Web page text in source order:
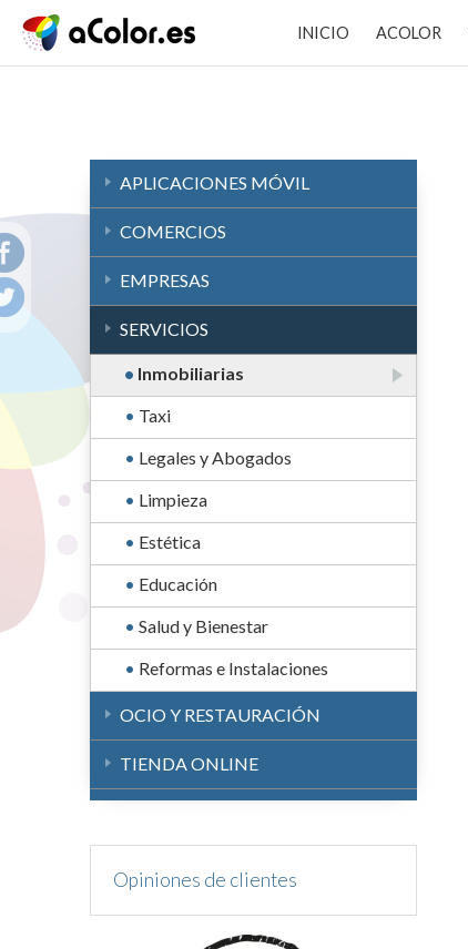
INICIO ACOLOR
APLICACIONES MÓVIL
COMERCIOS
EMPRESAS
SERVICIOS
Inmobiliarias
Taxi
Legales y Abogados
Limpieza
Estética
Educación
Salud y Bienestar
Reformas e Instalaciones
OCIO Y RESTAURACIÓN
TIENDA ONLINE
Opiniones de clientes